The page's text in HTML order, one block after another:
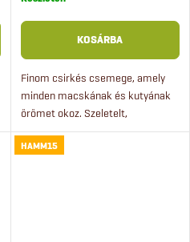
KOSÁRBA
Finom csirkés csemege, amely
minden macskának és kutyának
örömet okoz. Szeletelt,
természetes zsírtartalmú
csirkehús levegőn szárítva.
HAMM15